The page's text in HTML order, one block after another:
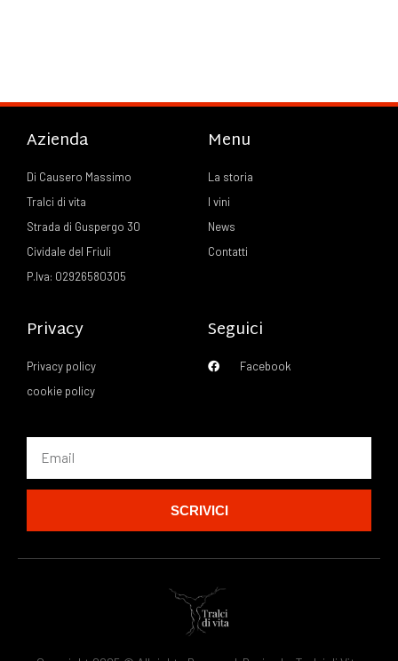
Azienda
Di Causero Massimo
Tralci di vita
Strada di Guspergo 30
Cividale del Friuli
P.Iva: 02926580305
Menu
La storia
I vini
News
Contatti
Privacy
Privacy policy
cookie policy
Seguici
Facebook
SCRIVICI